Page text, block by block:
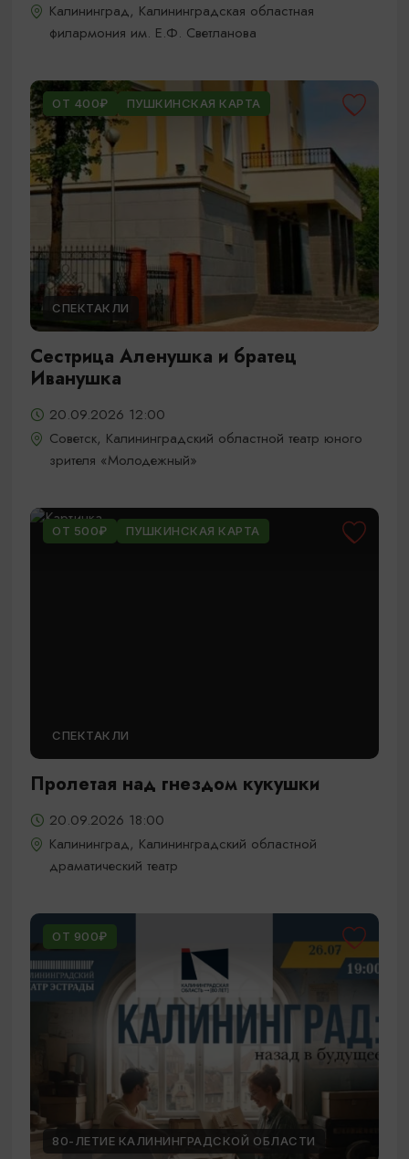
Калининград, Калининградская областная
филармония им. Е.Ф. Светланова
ОТ 400₽ ПУШКИНСКАЯ КАРТА
СПЕКТАКЛИ
Сестрица Аленушка и братец
Иванушка
20.09.2026 12:00
Советск, Калининградский областной театр юного
зрителя «Молодежный»
ОТ 500₽ ПУШКИНСКАЯ КАРТА
СПЕКТАКЛИ
Пролетая над гнездом кукушки
20.09.2026 18:00
Калининград, Калининградский областной
драматический театр
ОТ 900₽
80-ЛЕТИЕ КАЛИНИНГРАДСКОЙ ОБЛАСТИ